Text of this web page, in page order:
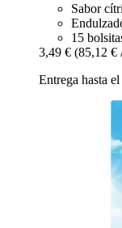
Sabor
15
3,49 € (85,12 €
Entrega hasta